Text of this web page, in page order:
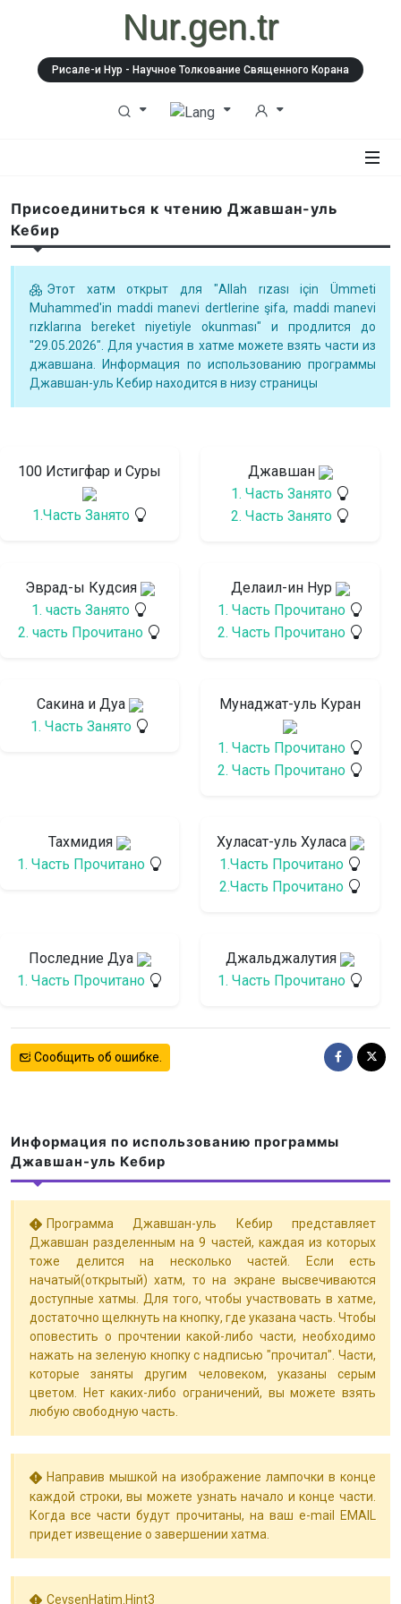
Nur.gen.tr
Рисале-и Нур - Научное Толкование Священного Корана
Присоединиться к чтению Джавшан-уль
Кебир
Этот хатм открыт для "Allah rızası için Ümmeti
Muhammed'in maddi manevi dertlerine şifa, maddi manevi
rızklarına bereket niyetiyle okunması" и продлится до
"29.05.2026". Для участия в хатме можете взять части из
джавшана. Информация по использованию программы
Джавшан-уль Кебир находится в низу страницы
100 Истигфар и Суры
1.Часть Занято
Джавшан
1. Часть Занято
2. Часть Занято
Эврад-ы Кудсия
1. часть Занято
2. часть Прочитано
Делаил-ин Нур
1. Часть Прочитано
2. Часть Прочитано
Сакина и Дуа
1. Часть Занято
Мунаджат-уль Куран
1. Часть Прочитано
2. Часть Прочитано
Тахмидия
1. Часть Прочитано
Хуласат-уль Хуласа
1.Часть Прочитано
2.Часть Прочитано
Последние Дуа
1. Часть Прочитано
Джальджалутия
1. Часть Прочитано
Сообщить об ошибке.
Информация по использованию программы
Джавшан-уль Кебир
Программа Джавшан-уль Кебир представляет
Джавшан разделенным на 9 частей, каждая из которых
тоже делится на несколько частей. Если есть
начатый(открытый) хатм, то на экране высвечиваются
доступные хатмы. Для того, чтобы участвовать в хатме,
достаточно щелкнуть на кнопку, где указана часть. Чтобы
оповестить о прочтении какой-либо части, необходимо
нажать на зеленую кнопку с надписью "прочитал". Части,
которые заняты другим человеком, указаны серым
цветом. Нет каких-либо ограничений, вы можете взять
любую свободную часть.
Направив мышкой на изображение лампочки в конце
каждой строки, вы можете узнать начало и конце части.
Когда все части будут прочитаны, на ваш e-mail EMAIL
придет извещение о завершении хатма.
CevsenHatim.Hint3